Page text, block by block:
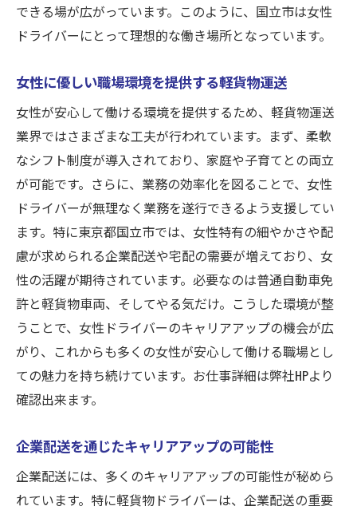
できる場が広がっています。このように、国立市は女性
ドライバーにとって理想的な働き場所となっています。
女性に優しい職場環境を提供する軽貨物運送
女性が安心して働ける環境を提供するため、軽貨物運送
業界ではさまざまな工夫が行われています。まず、柔軟
なシフト制度が導入されており、家庭や子育てとの両立
が可能です。さらに、業務の効率化を図ることで、女性
ドライバーが無理なく業務を遂行できるよう支援してい
ます。特に東京都国立市では、女性特有の細やかさや配
慮が求められる企業配送や宅配の需要が増えており、女
性の活躍が期待されています。必要なのは普通自動車免
許と軽貨物車両、そしてやる気だけ。こうした環境が整
うことで、女性ドライバーのキャリアアップの機会が広
がり、これからも多くの女性が安心して働ける職場とし
ての魅力を持ち続けています。お仕事詳細は弊社HPより
確認出来ます。
企業配送を通じたキャリアアップの可能性
企業配送には、多くのキャリアアップの可能性が秘めら
れています。特に軽貨物ドライバーは、企業配送の重要